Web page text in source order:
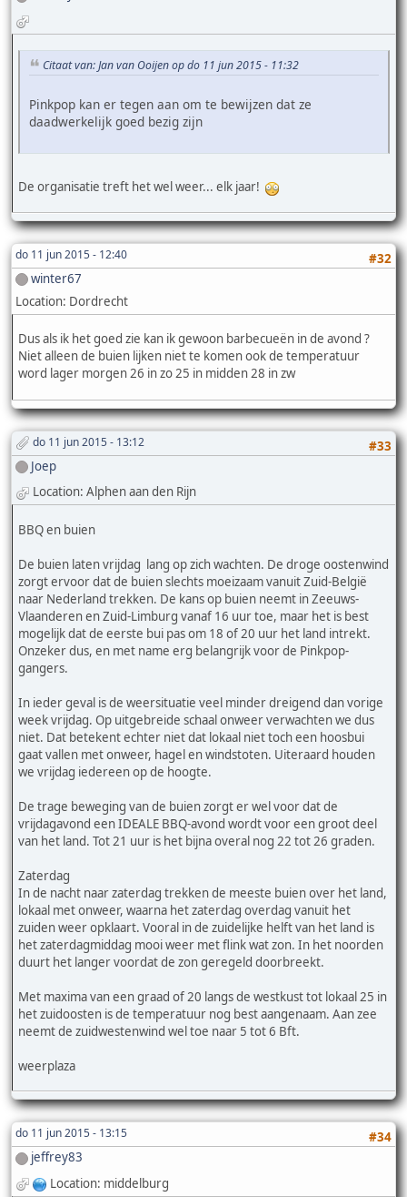
Citaat van: Jan van Ooijen op do 11 jun 2015 - 11:32
Pinkpop kan er tegen aan om te bewijzen dat ze
daadwerkelijk goed bezig zijn
De organisatie treft het wel weer... elk jaar!
do 11 jun 2015 - 12:40
#32
winter67
Location: Dordrecht
Dus als ik het goed zie kan ik gewoon barbecueën in de avond ?
Niet alleen de buien lijken niet te komen ook de temperatuur
word lager morgen 26 in zo 25 in midden 28 in zw
do 11 jun 2015 - 13:12
#33
Joep
Location: Alphen aan den Rijn
BBQ en buien
De buien laten vrijdag lang op zich wachten. De droge oostenwind
zorgt ervoor dat de buien slechts moeizaam vanuit Zuid-België
naar Nederland trekken. De kans op buien neemt in Zeeuws-
Vlaanderen en Zuid-Limburg vanaf 16 uur toe, maar het is best
mogelijk dat de eerste bui pas om 18 of 20 uur het land intrekt.
Onzeker dus, en met name erg belangrijk voor de Pinkpop-
gangers.
In ieder geval is de weersituatie veel minder dreigend dan vorige
week vrijdag. Op uitgebreide schaal onweer verwachten we dus
niet. Dat betekent echter niet dat lokaal niet toch een hoosbui
gaat vallen met onweer, hagel en windstoten. Uiteraard houden
we vrijdag iedereen op de hoogte.
De trage beweging van de buien zorgt er wel voor dat de
vrijdagavond een IDEALE BBQ-avond wordt voor een groot deel
van het land. Tot 21 uur is het bijna overal nog 22 tot 26 graden.
Zaterdag
In de nacht naar zaterdag trekken de meeste buien over het land,
lokaal met onweer, waarna het zaterdag overdag vanuit het
zuiden weer opklaart. Vooral in de zuidelijke helft van het land is
het zaterdagmiddag mooi weer met flink wat zon. In het noorden
duurt het langer voordat de zon geregeld doorbreekt.
Met maxima van een graad of 20 langs de westkust tot lokaal 25 in
het zuidoosten is de temperatuur nog best aangenaam. Aan zee
neemt de zuidwestenwind wel toe naar 5 tot 6 Bft.
weerplaza
do 11 jun 2015 - 13:15
#34
jeffrey83
Location: middelburg